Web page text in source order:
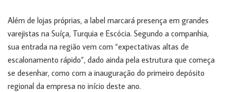
Além de lojas próprias, a label marcará presença em grandes
varejistas na Suíça, Turquia e Escócia. Segundo a companhia,
sua entrada na região vem com “expectativas altas de
escalonamento rápido”, dado ainda pela estrutura que começa
se desenhar, como com a inauguração do primeiro depósito
regional da empresa no início deste ano.